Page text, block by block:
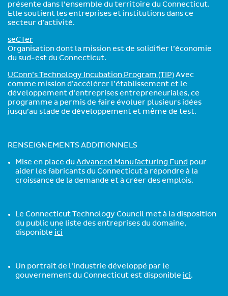
présente dans l’ensemble du territoire du Connecticut.
Elle soutient les entreprises et institutions dans ce
secteur d’activité.
seCTer
Organisation dont la mission est de solidifier l’économie
du sud-est du Connecticut.
UConn’s Technology Incubation Program (TIP) Avec
comme mission d’accélérer l’établissement et le
développement d’entreprises entrepreneuriales, ce
programme a permis de faire évoluer plusieurs idées
jusqu’au stade de développement et même de test.
RENSEIGNEMENTS ADDITIONNELS
Mise en place du Advanced Manufacturing Fund pour
aider les fabricants du Connecticut à répondre à la
croissance de la demande et à créer des emplois.
Le Connecticut Technology Council met à la disposition
du public une liste des entreprises du domaine,
disponible ici
Un portrait de l’industrie développé par le
gouvernement du Connecticut est disponible ici.